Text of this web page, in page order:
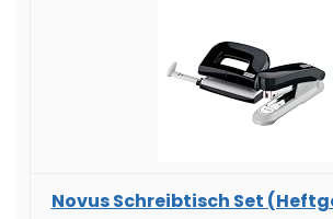
Novus Schreibtisch Set